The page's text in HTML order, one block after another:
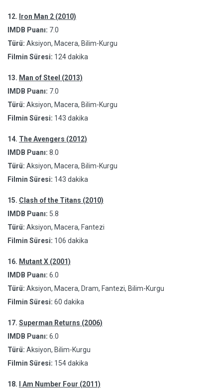
12. Iron Man 2 (2010)
IMDB Puanı: 7.0
Türü: Aksiyon, Macera, Bilim-Kurgu
Filmin Süresi: 124 dakika
13. Man of Steel (2013)
IMDB Puanı: 7.0
Türü: Aksiyon, Macera, Bilim-Kurgu
Filmin Süresi: 143 dakika
14. The Avengers (2012)
IMDB Puanı: 8.0
Türü: Aksiyon, Macera, Bilim-Kurgu
Filmin Süresi: 143 dakika
15. Clash of the Titans (2010)
IMDB Puanı: 5.8
Türü: Aksiyon, Macera, Fantezi
Filmin Süresi: 106 dakika
16. Mutant X (2001)
IMDB Puanı: 6.0
Türü: Aksiyon, Macera, Dram, Fantezi, Bilim-Kurgu
Filmin Süresi: 60 dakika
17. Superman Returns (2006)
IMDB Puanı: 6.0
Türü: Aksiyon, Bilim-Kurgu
Filmin Süresi: 154 dakika
18.
I Am Number Four (2011)